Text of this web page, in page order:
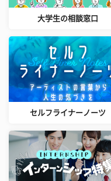
大学生の相談窓口
セルフライナーノーツ